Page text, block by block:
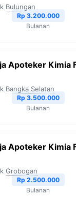
Bulungan
Rp 3.200.000
Bulanan
Apoteker Kimia
Bangka Selatan
Rp 3.500.000
Bulanan
Apoteker Kimia
Grobogan
Rp 2.500.000
Bulanan